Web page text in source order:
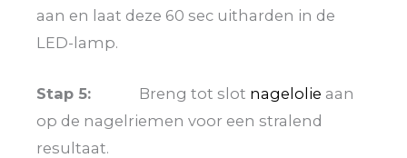
aan en laat deze 60 sec uitharden in de
LED-lamp.
Stap 5: Breng tot slot nagelolie aan
op de nagelriemen voor een stralend
resultaat.